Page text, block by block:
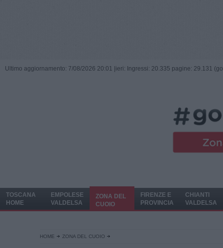
Ultimo aggiornamento: 7/08/2026 20:01 | ieri: Ingressi: 20.335 pagine: 29.131
TOSCANA
HOME
EMPOLESE
VALDELSA
ZONA DEL
CUOIO
FIRENZE E
PROVINCIA
CHIANTI
VALDELSA
HOME ZONA DEL CUOIO